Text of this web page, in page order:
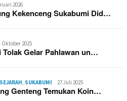
2026
Kekenceng Sukabumi Did…
Oktober 2025
Gelar Pahlawan un…
SEJARAH SUKABUMI 27 Juli 2025
Genteng Temukan Koin…